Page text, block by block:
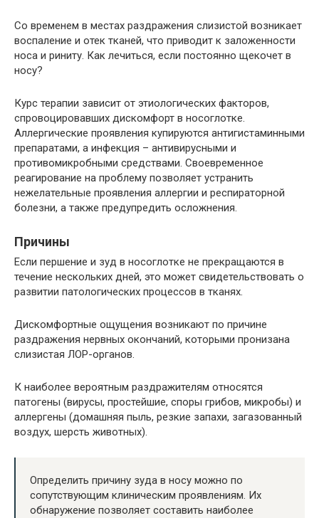
Со временем в местах раздражения слизистой возникает
воспаление и отек тканей, что приводит к заложенности
носа и риниту. Как лечиться, если постоянно щекочет в
носу?
Курс терапии зависит от этиологических факторов,
спровоцировавших дискомфорт в носоглотке.
Аллергические проявления купируются антигистаминными
препаратами, а инфекция – антивирусными и
противомикробными средствами. Своевременное
реагирование на проблему позволяет устранить
нежелательные проявления аллергии и респираторной
болезни, а также предупредить осложнения.
Причины
Если першение и зуд в носоглотке не прекращаются в
течение нескольких дней, это может свидетельствовать о
развитии патологических процессов в тканях.
Дискомфортные ощущения возникают по причине
раздражения нервных окончаний, которыми пронизана
слизистая ЛОР-органов.
К наиболее вероятным раздражителям относятся
патогены (вирусы, простейшие, споры грибов, микробы) и
аллергены (домашняя пыль, резкие запахи, загазованный
воздух, шерсть животных).
Определить причину зуда в носу можно по
сопутствующим клиническим проявлениям. Их
обнаружение позволяет составить наиболее